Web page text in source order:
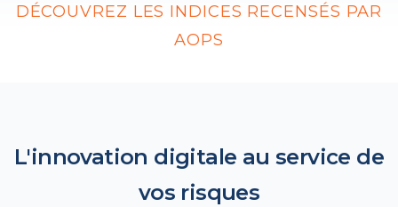
DÉCOUVREZ LES INDICES RECENSÉS PAR
AOPS
L'innovation digitale au service de
vos risques